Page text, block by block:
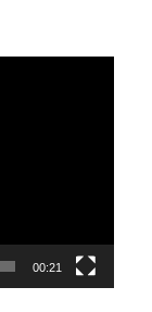
00:21